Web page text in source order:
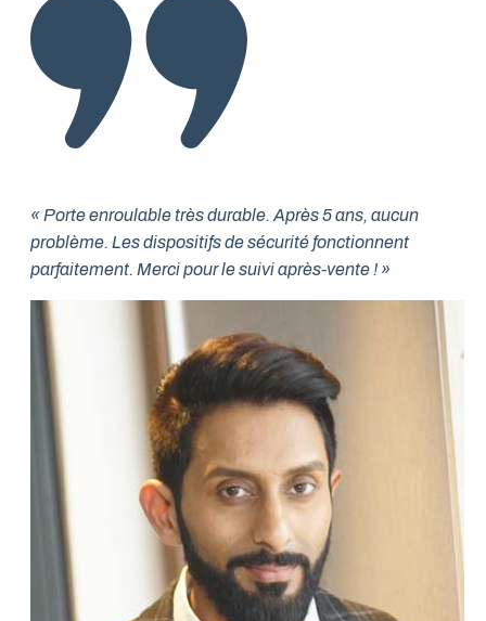
« Porte enroulable très durable. Après 5 ans, aucun
problème. Les dispositifs de sécurité fonctionnent
parfaitement. Merci pour le suivi après-vente ! »